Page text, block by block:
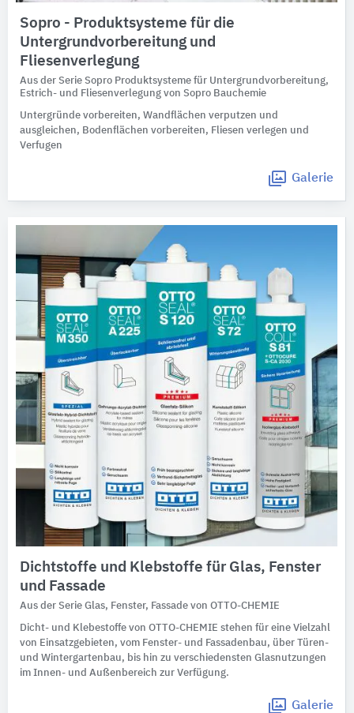
Sopro - Produktsysteme für die
Untergrundvorbereitung und
Fliesenverlegung
Aus der Serie Sopro Produktsysteme für Untergrundvorbereitung,
Estrich- und Fliesenverlegung von Sopro Bauchemie
Untergründe vorbereiten, Wandflächen verputzen und
ausgleichen, Bodenflächen vorbereiten, Fliesen verlegen und
Verfugen
Galerie
Dichtstoffe und Klebstoffe für Glas, Fenster
und Fassade
Aus der Serie Glas, Fenster, Fassade von OTTO-CHEMIE
Dicht- und Klebestoffe von OTTO-CHEMIE stehen für eine Vielzahl
von Einsatzgebieten, vom Fenster- und Fassadenbau, über Türen-
und Wintergartenbau, bis hin zu verschiedensten Glasnutzungen
im Innen- und Außenbereich zur Verfügung.
Galerie